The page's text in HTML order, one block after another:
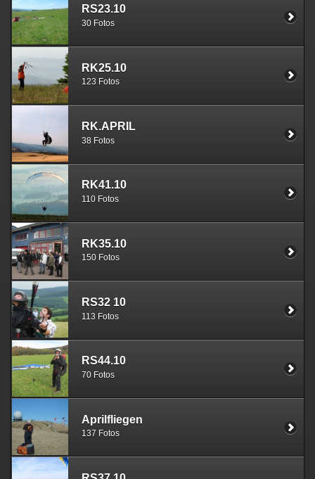
RS23.10
30 Fotos
RK25.10
123 Fotos
RK.APRIL
38 Fotos
RK41.10
110 Fotos
RK35.10
150 Fotos
RS32 10
113 Fotos
RS44.10
70 Fotos
Aprilfliegen
137 Fotos